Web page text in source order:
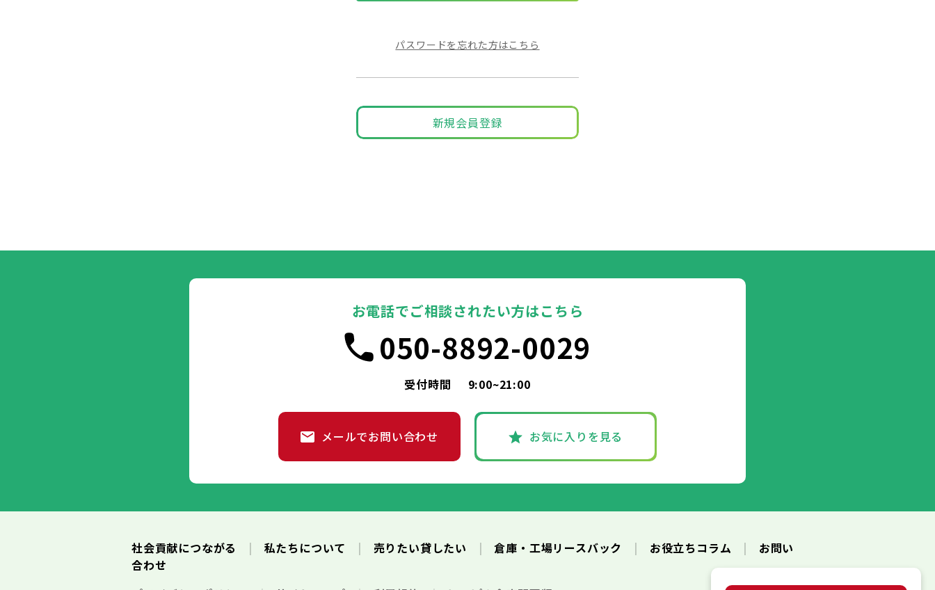
パスワードを忘れた方はこちら
新規会員登録
お電話でご相談されたい方はこちら
050-8892-0029
受付時間 9:00~21:00
メールでお問い合わせ お気に入りを見る
社会貢献につながる 私たちについて 売りたい貸したい 倉庫・工場リースバック お役立ちコラム
お問い
合わせ